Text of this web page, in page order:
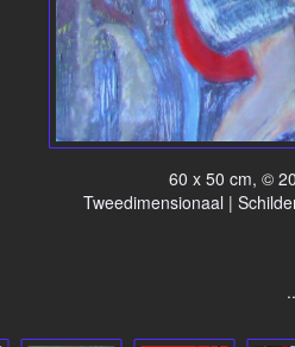
60 x 50 cm, ©
Tweedimensionaal |
..